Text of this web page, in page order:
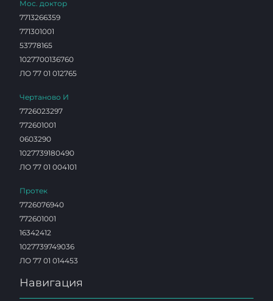
Мос. доктор
7713266359
771301001
53778165
1027700136760
ЛО 77 01 012765
Чертаново И
7726023297
772601001
0603290
1027739180490
ЛО 77 01 004101
Протек
7726076940
772601001
16342412
1027739749036
ЛО 77 01 014453
Навигация